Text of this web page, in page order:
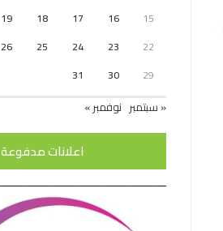
15
16
17
18
19
22
23
24
25
26
29
30
31
« سبتمبر نوفمبر »
اعلانات مدفوعة